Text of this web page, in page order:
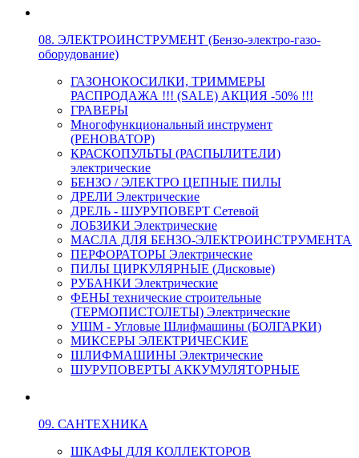
08. ЭЛЕКТРОИНСТРУМЕНТ (Бензо-электро-газо-
оборудование)
ГАЗОНОКОСИЛКИ, ТРИММЕРЫ
РАСПРОДАЖА !!! (SALE) АКЦИЯ -50% !!!
ГРАВЕРЫ
Многофункциональный инструмент
(РЕНОВАТОР)
КРАСКОПУЛЬТЫ (РАСПЫЛИТЕЛИ)
электрические
БЕНЗО / ЭЛЕКТРО ЦЕПНЫЕ ПИЛЫ
ДРЕЛИ Электрические
ДРЕЛЬ - ШУРУПОВЕРТ Сетевой
ЛОБЗИКИ Электрические
МАСЛА ДЛЯ БЕНЗО-ЭЛЕКТРОИНСТРУМЕНТА
ПЕРФОРАТОРЫ Электрические
ПИЛЫ ЦИРКУЛЯРНЫЕ (Дисковые)
РУБАНКИ Электрические
ФЕНЫ технические строительные
(ТЕРМОПИСТОЛЕТЫ) Электрические
УШМ - Угловые Шлифмашины (БОЛГАРКИ)
МИКСЕРЫ ЭЛЕКТРИЧЕСКИЕ
ШЛИФМАШИНЫ Электрические
ШУРУПОВЕРТЫ АККУМУЛЯТОРНЫЕ
09. САНТЕХНИКА
ШКАФЫ ДЛЯ КОЛЛЕКТОРОВ